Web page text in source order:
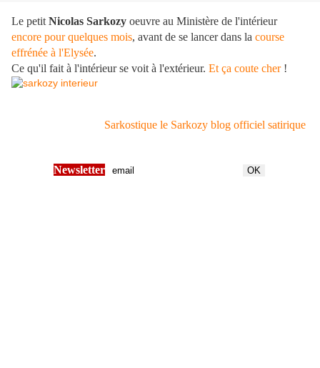
Le petit Nicolas Sarkozy oeuvre au Ministère de l'intérieur
encore pour quelques mois, avant de se lancer dans la course
effrénée à l'Elysée.
Ce qu'il fait à l'intérieur se voit à l'extérieur. Et ça coute cher!
Sarkostique le Sarkozy blog officiel satirique
Newsletter